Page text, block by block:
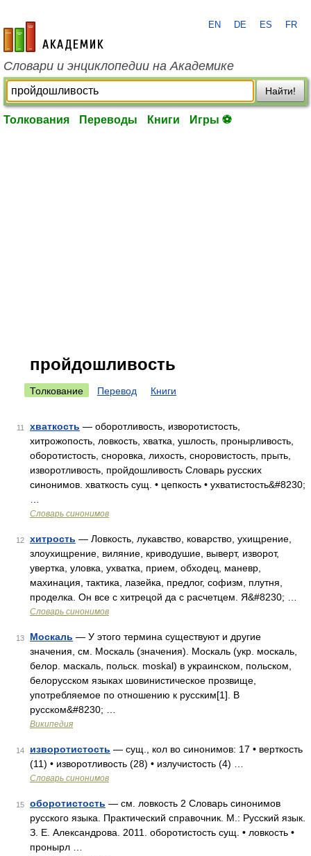
academic.ru
EN DE ES FR
Словари и энциклопедии на Академике
Найти!
Толкования Переводы Книги Игры ⚽
пройдошливость
Толкование Перевод Книги
11 хваткость — оборотливость, изворотистость,
хитрожопость, ловкость, хватка, ушлость, пронырливость,
оборотистость, сноровка, лихость, сноровистость, прыть,
изворотливость, пройдошливость Словарь русских
синонимов. хваткость сущ. • цепкость • ухватистость&#8230;
Словарь синонимов
12 хитрость — Ловкость, лукавство, коварство, ухищрение,
злоухищрение, виляние, криводушие, выверт, изворот,
увертка, уловка, ухватка, прием, обходец, маневр,
махинация, тактика, лазейка, предлог, софизм, плутня,
проделка. Он все с хитрецой да с расчетцем. Я&#8230; …
Словарь синонимов
13 Москаль — У этого термина существуют и другие
значения, см. Москаль (значения). Москаль (укр. москаль,
белор. маскаль, польск. moskal) в украинском, польском,
белорусском языках шовинистическое прозвище,
употребляемое по отношению к русским[1]. В
русском&#8230; …
Википедия
14 изворотистость — сущ., кол во синонимов: 17 • верткость
(11) • изворотливость (28) • излучистость (4) …
Словарь синонимов
15 оборотистость — см. ловкость 2 Словарь синонимов
русского языка. Практический справочник. М.: Русский язык.
З. Е. Александрова. 2011. оборотистость сущ. • ловкость •
пронырл …